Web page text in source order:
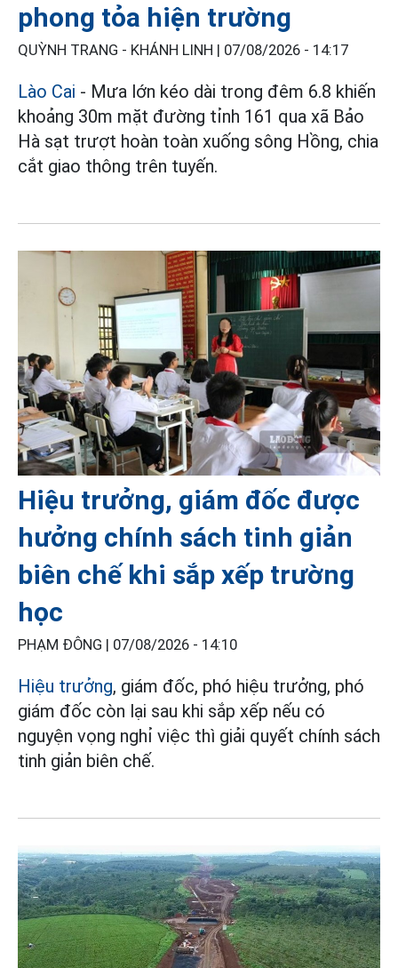
phong tỏa hiện trường
QUỲNH TRANG - KHÁNH LINH | 07/08/2026 - 14:17
Lào Cai - Mưa lớn kéo dài trong đêm 6.8 khiến
khoảng 30m mặt đường tỉnh 161 qua xã Bảo
Hà sạt trượt hoàn toàn xuống sông Hồng, chia
cắt giao thông trên tuyến.
Hiệu trưởng, giám đốc được
hưởng chính sách tinh giản
biên chế khi sắp xếp trường
học
PHẠM ĐÔNG | 07/08/2026 - 14:10
Hiệu trưởng, giám đốc, phó hiệu trưởng, phó
giám đốc còn lại sau khi sắp xếp nếu có
nguyện vọng nghỉ việc thì giải quyết chính sách
tinh giản biên chế.